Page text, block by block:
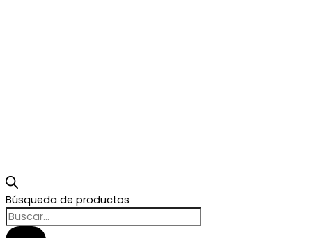
Búsqueda de productos